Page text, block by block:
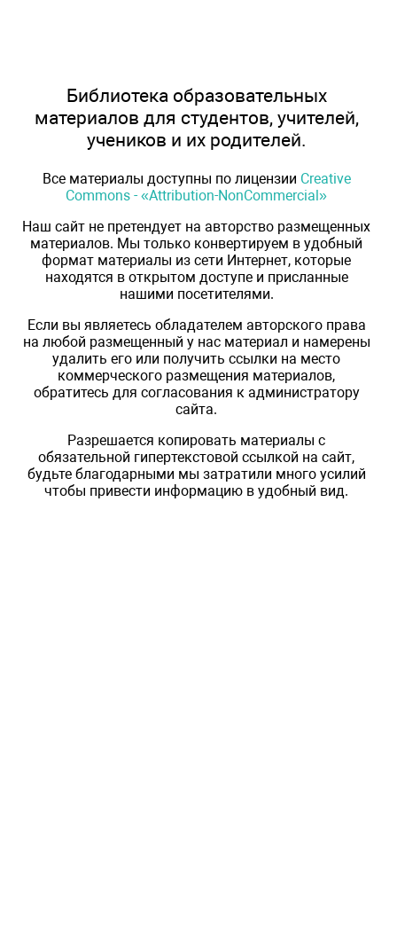
Библиотека образовательных
материалов для студентов, учителей,
учеников и их родителей.
Все материалы доступны по лицензии Creative
Commons - «Attribution-NonCommercial»
Наш сайт не претендует на авторство размещенных
материалов. Мы только конвертируем в удобный
формат материалы из сети Интернет, которые
находятся в открытом доступе и присланные
нашими посетителями.
Если вы являетесь обладателем авторского права
на любой размещенный у нас материал и намерены
удалить его или получить ссылки на место
коммерческого размещения материалов,
обратитесь для согласования к администратору
сайта.
Разрешается копировать материалы с
обязательной гипертекстовой ссылкой на сайт,
будьте благодарными мы затратили много усилий
чтобы привести информацию в удобный вид.